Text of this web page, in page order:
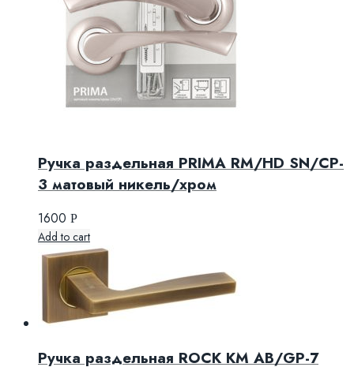
Ручка раздельная PRIMA RM/HD SN/CP-
3 матовый никель/хром
1600 Р
Add to cart
Ручка раздельная ROCK KM AB/GP-7